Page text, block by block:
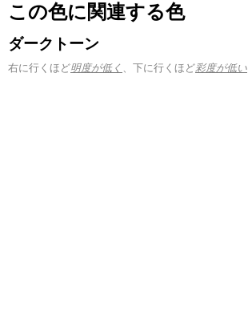
この色に関連する色
ダークトーン
右に行くほど明度が低く 、下に行くほど彩度が低い